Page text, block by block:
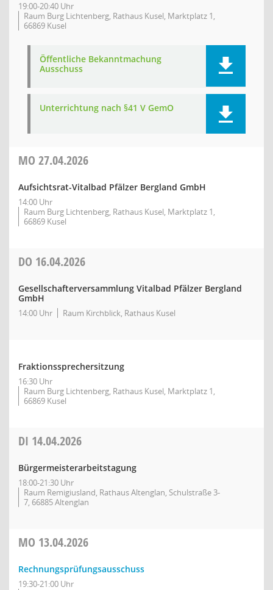
19:00-20:40 Uhr
Raum Burg Lichtenberg, Rathaus Kusel, Marktplatz 1,
66869 Kusel
Öffentliche Bekanntmachung
Ausschuss
Unterrichtung nach §41 V GemO
MO 27.04.2026
Aufsichtsrat-Vitalbad Pfälzer Bergland GmbH
14:00 Uhr
Raum Burg Lichtenberg, Rathaus Kusel, Marktplatz 1,
66869 Kusel
DO 16.04.2026
Gesellschafterversammlung Vitalbad Pfälzer Bergland
GmbH
14:00 Uhr Raum Kirchblick, Rathaus Kusel
Fraktionssprechersitzung
16:30 Uhr
Raum Burg Lichtenberg, Rathaus Kusel, Marktplatz 1,
66869 Kusel
DI 14.04.2026
Bürgermeisterarbeitstagung
18:00-21:30 Uhr
Raum Remigiusland, Rathaus Altenglan, Schulstraße 3-
7, 66885 Altenglan
MO 13.04.2026
Rechnungsprüfungsausschuss
19:30-21:00 Uhr